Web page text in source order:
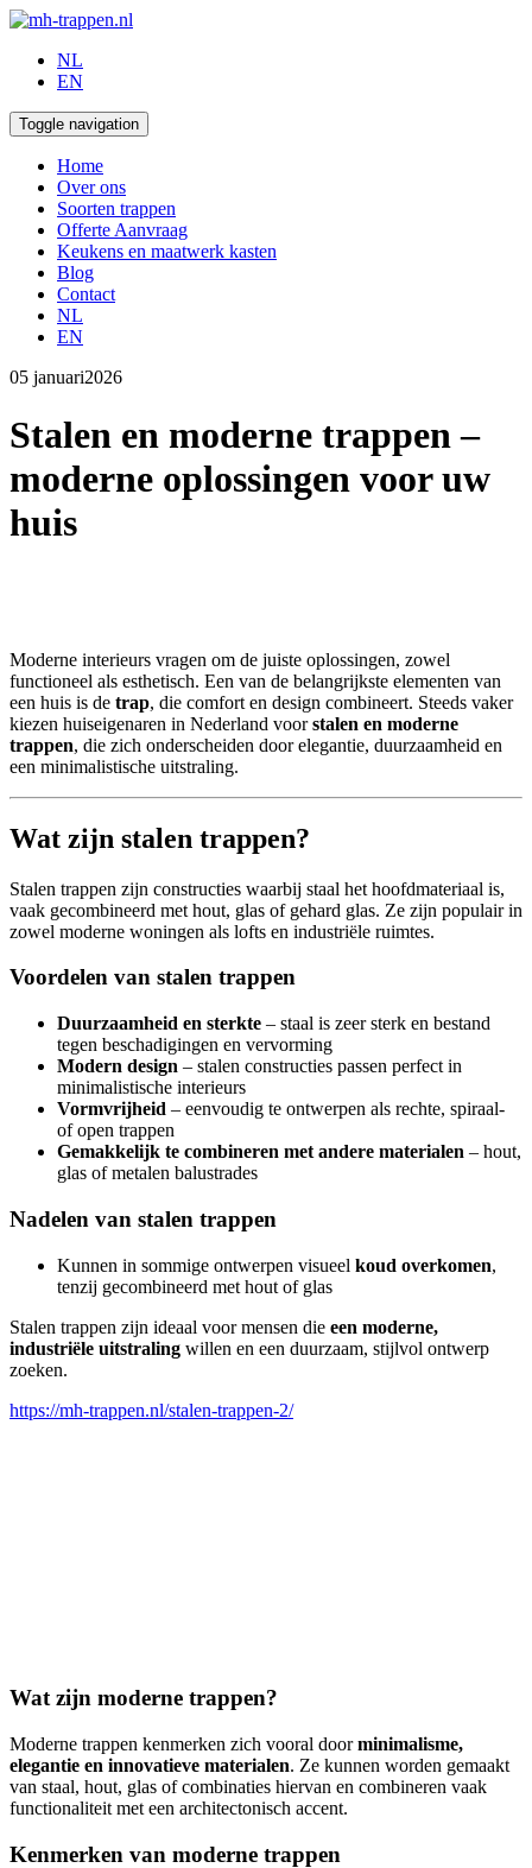
NL
EN
Toggle navigation
Home
Over ons
Soorten trappen
Offerte Aanvraag
Keukens en maatwerk kasten
Blog
Contact
NL
EN
05 januari2026
Stalen en moderne trappen –
moderne oplossingen voor uw
huis
Moderne interieurs vragen om de juiste oplossingen, zowel
functioneel als esthetisch. Een van de belangrijkste elementen van
een huis is de trap, die comfort en design combineert. Steeds vaker
kiezen huiseigenaren in Nederland voorstalen en moderne
trappen, die zich onderscheiden door elegantie, duurzaamheid en
een minimalistische uitstraling.
Wat zijn stalen trappen?
Stalen trappen zijn constructies waarbij staal het hoofdmateriaal is,
vaak gecombineerd met hout, glas of gehard glas. Ze zijn populair in
zowel moderne woningen als lofts en industriële ruimtes.
Voordelen van stalen trappen
Duurzaamheid en sterkte – staal is zeer sterk en bestand
tegen beschadigingen en vervorming
Modern design – stalen constructies passen perfect in
minimalistische interieurs
Vormvrijheid – eenvoudig te ontwerpen als rechte, spiraal-
of open trappen
Gemakkelijk te combineren met andere materialen – hout,
glas of metalen balustrades
Nadelen van stalen trappen
Kunnen in sommige ontwerpen visueel koud overkomen,
tenzij gecombineerd met hout of glas
Stalen trappen zijn ideaal voor mensen die een moderne,
industriële uitstraling willen en een duurzaam, stijlvol ontwerp
zoeken.
https://mh-trappen.nl/stalen-trappen-2/
Wat zijn moderne trappen?
Moderne trappen kenmerken zich vooral doorminimalisme,
elegantie en innovatieve materialen. Ze kunnen worden gemaakt
van staal, hout, glas of combinaties hiervan en combineren vaak
functionaliteit met een architectonisch accent.
Kenmerken van moderne trappen